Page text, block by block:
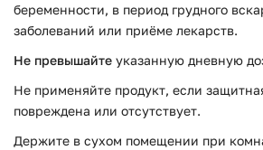
беременности, в период грудного
заболеваний или приёме лекарств.
Не превышайте указанную дневную
Не применяйте продукт, если
повреждена или отсутствует.
Держите в сухом помещении при